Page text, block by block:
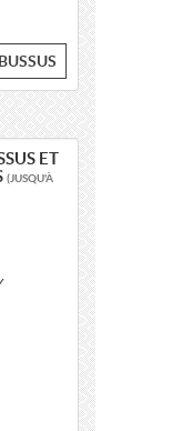
ET
(JUSQU'À